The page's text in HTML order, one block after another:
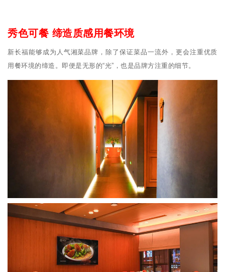
秀色可餐 缔造质感用餐环境
新长福能够成为人气湘菜品牌，除了保证菜品一流外，更会注重优质
用餐环境的缔造。即便是无形的“光”，也是品牌方注重的细节。